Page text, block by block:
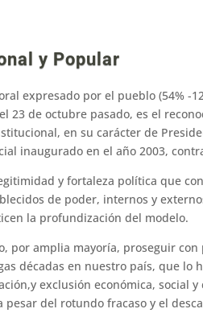
y Popular
expresado por el pueblo (54% -
23 de octubre pasado, es el
en su carácter de
inaugurado en el año 2003,
y fortaleza política que
de poder, internos y
la profundización del modelo.
por amplia mayoría, proseguir
décadas en nuestro país, que
exclusión económica, social
pesar del rotundo fracaso y el